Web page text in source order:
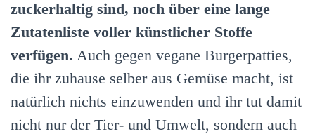
zuckerhaltig sind, noch über eine lange
Zutatenliste voller künstlicher Stoffe
verfügen. Auch gegen vegane Burgerpatties,
die ihr zuhause selber aus Gemüse macht, ist
natürlich nichts einzuwenden und ihr tut damit
nicht nur der Tier- und Umwelt, sondern auch